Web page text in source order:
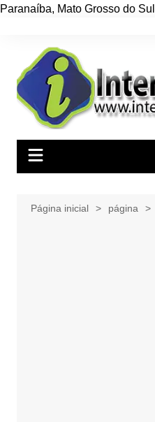
Paranaíba, Mato Grosso do Sul
conteúdo
Página inicial página